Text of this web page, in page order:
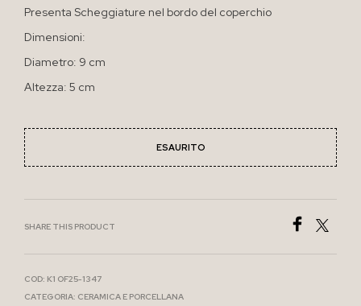
Presenta Scheggiature nel bordo del coperchio
Dimensioni:
Diametro: 9 cm
Altezza: 5 cm
ESAURITO
SHARE THIS PRODUCT
COD: K1 OF25-1347
CATEGORIA: CERAMICA E PORCELLANA